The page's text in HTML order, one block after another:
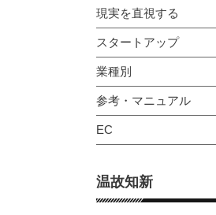
現実を直視する
スタートアップ
業種別
参考・マニュアル
EC
温故知新